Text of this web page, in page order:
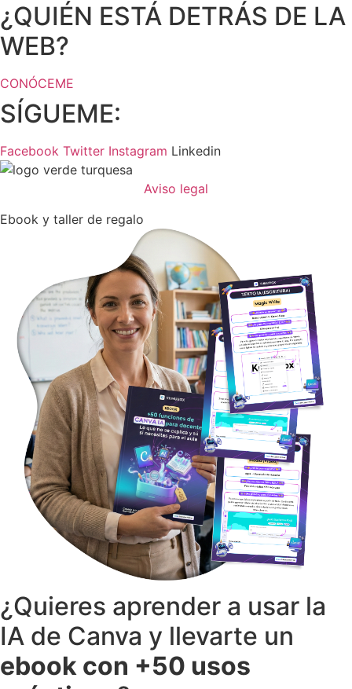
¿QUIÉN ESTÁ DETRÁS DE LA
WEB?
CONÓCEME
SÍGUEME:
Facebook Twitter Instagram Linkedin
Aviso legal
Ebook y taller de regalo
¿Quieres aprender a usar la
IA de Canva y llevarte un
ebook con +50 usos